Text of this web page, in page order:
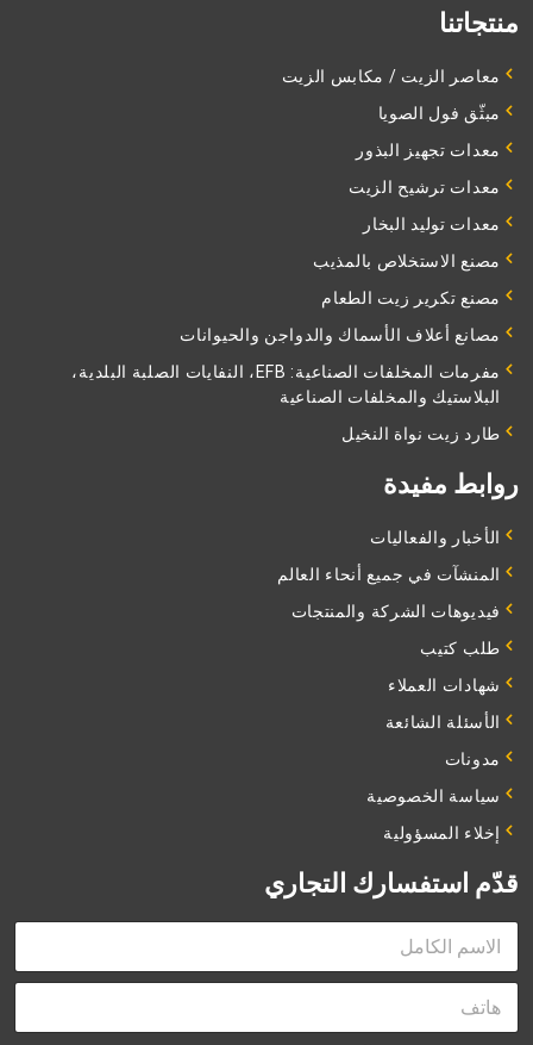
منتجاتنا
معاصر الزيت / مكابس الزيت
مبثّق فول الصويا
معدات تجهيز البذور
معدات ترشيح الزيت
معدات توليد البخار
مصنع الاستخلاص بالمذيب
مصنع تكرير زيت الطعام
مصانع أعلاف الأسماك والدواجن والحيوانات
مفرمات المخلفات الصناعية: EFB، النفايات الصلبة البلدية،
البلاستيك والمخلفات الصناعية
طارد زيت نواة النخيل
روابط مفيدة
الأخبار والفعاليات
المنشآت في جميع أنحاء العالم
فيديوهات الشركة والمنتجات
طلب كتيب
شهادات العملاء
الأسئلة الشائعة
مدونات
سياسة الخصوصية
إخلاء المسؤولية
قدّم استفسارك التجاري
F
l
P
o